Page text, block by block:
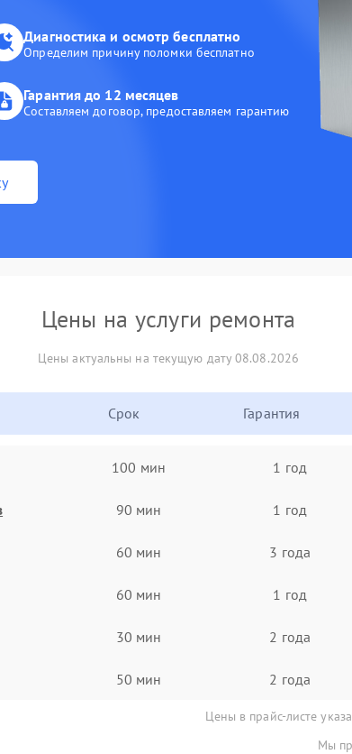
Диагностика и осмотр бесплатно
Определим причину поломки бесплатно
Гарантия до 12 месяцев
Составляем договор, предоставляем гарантию
Цены на услуги ремонта
Цены актуальны на текущую дату 08.08.2026
Срок Гарантия
100 мин 1 год
90 мин 1 год
60 мин 3 года
60 мин 1 год
30 мин 2 года
50 мин 2 года
Цены в прайс-листе
Мы